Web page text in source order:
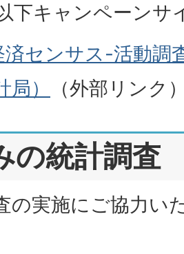
下キャンペーンサ
済センサス-活動調
局）
（外部リンク
の統計調査
の実施にご協力い